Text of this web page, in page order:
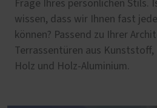
Frage Ihres persönlichen Stils.
wissen, dass wir Ihnen fast
können? Passend zu Ihrer
Terrassentüren aus
Holz und Holz-Aluminium.